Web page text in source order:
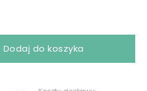
Dodaj do koszyka